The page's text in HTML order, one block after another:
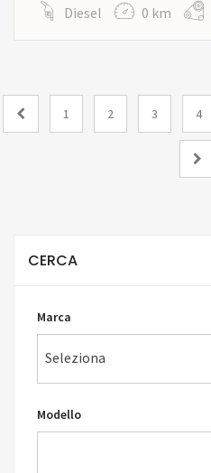
Diesel 0 km
1 2 3 4
CERCA
Marca
Seleziona
Modello